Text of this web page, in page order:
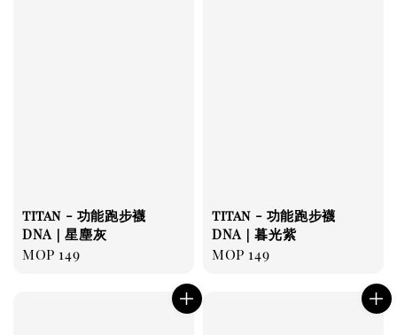
titan - 功能跑步襪
DNA｜星塵灰
Regular
MOP 149
titan - 功能跑步襪
DNA｜暮光紫
Regular
MOP 149